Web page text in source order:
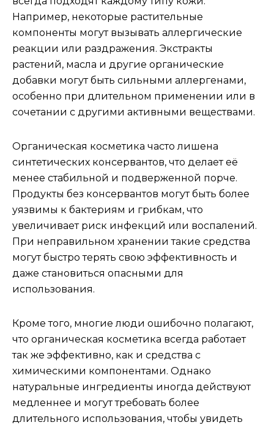
Например, некоторые растительные
компоненты могут вызывать аллергические
реакции или раздражения. Экстракты
растений, масла и другие органические
добавки могут быть сильными аллергенами,
особенно при длительном применении или в
сочетании с другими активными веществами.
Органическая косметика часто лишена
синтетических консервантов, что делает её
менее стабильной и подверженной порче.
Продукты без консервантов могут быть более
уязвимы к бактериям и грибкам, что
увеличивает риск инфекций или воспалений.
При неправильном хранении такие средства
могут быстро терять свою эффективность и
даже становиться опасными для
использования.
Кроме того, многие люди ошибочно полагают,
что органическая косметика всегда работает
так же эффективно, как и средства с
химическими компонентами. Однако
натуральные ингредиенты иногда действуют
медленнее и могут требовать более
длительного использования, чтобы увидеть